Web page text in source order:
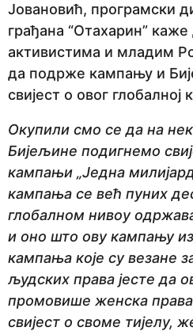
Јовановић, програмски
грађана “Отахарин” каже
активистима и младим
да подрже кампању и
свијест о овог
Окупили смо се да на
Бијељине подигнемо
кампањи „Једна
кампања се већ пуних
глобалном нивоу
и оно што ову кампању
кампања које су везане
људских права јесте да
промовише женска
свијест о своме тијелу,